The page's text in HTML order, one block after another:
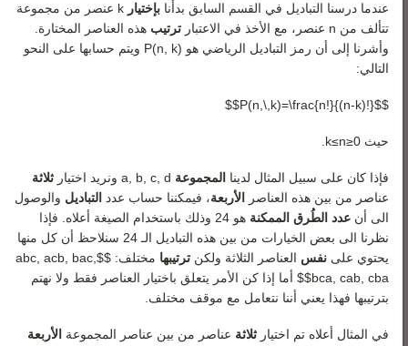
عندما درسنا التباديل في القسم السابق بدأنا بإختيار k عنصر من مجموعة
تتألف من n عنصر، مع الأخذ في الاعتبار ترتيب هذه العناصر المختارة.
وأشرنا إلى أن رمز التباديل الرياضي هو
P(n, k)
ويتم حسابها على النحو
التالي:
$$P(n,\,k)=\frac{n!}{(n-k)!}$$
حيث 0
≤
k≤n
.
فإذا كان على سبيل المثال لدينا المجموعة a, b, c, d ونريد اختيار ثلاثة
عناصر من بين هذه العناصر
الأربعة، فيمكننا حساب عدد التباديل والوصول
الى أن عدد الطُرق الممكنة
هو 24 وذلك باستخدام الصيغة أعلاه. فإذا
نظرنا الى بعض الخيارات من بين هذه التباديل الـ 24 سنلاحظ أن كل منها
يحتوي على نفس العناصر الثلاثة ولكن ترتيبها
مختلف: $$abc, acb, bac,
bca, cab, cba$$ أما إذا كن الأمر يتعلق باختيار العناصر فقط ولا نهتم
بترتيبها فهذا يعني أننا نتعامل مع موقف مختلف.
في المثال أعلاه تم اختيار ثلاثة عناصر من بين عناصر المجموعة الأربعة
رياضيات 3
رياضيات 4